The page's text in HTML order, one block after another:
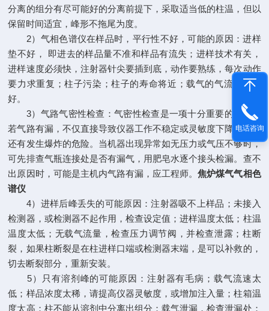
分离的组分有尽可能好的分离前提下，采取适当低的柱温，但以
保留时间适宜，峰形不拖尾为度。
2）气相色谱仪在样品时，平行性不好，可能的原因：进样
垫不好， 即进去的样品量不准和样品有流失；进样技术有关，
进样速度必须快，注射器针尖要插到底，动作要熟练，每次动作
要力求重复；柱子污染；柱子的寿命将近；载气的气流比没调
好。
3）气路气密性检查：气密性检查是一项十分重要的工作，
若气路有漏，不仅直接导致仪器工作不稳定或灵敏度下降，而且
还有发生爆炸的危险。当机器出现异常如无压力或气压不够时，
可先排查气瓶连接处是否有漏气，用肥皂水逐个接头检漏。查不
出原因时，可能是主机内气路有漏，应工程师。焦炉煤气气相色
谱仪
4）进样后峰丢失的可能原因：注射器吸不上样品；未接入
检测器，或检测器不起作用，检查设定值；进样温度太低；柱温
温度太低；无载气流量，检查压力调节阀，并检查泄露；柱断
裂，如果柱断裂是在柱进样口端或检测器末端，是可以补救的，
切去断裂部分，重新安装。
5）只有溶剂峰的可能原因：注射器有毛病；载气流速太
低；样品浓度太稀，请提高仪器灵敏度，或增加注入量；柱箱温
度太高；柱不能从溶剂中分离出组分；载气泄漏，检查泄漏处；
电话咨询